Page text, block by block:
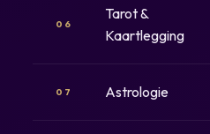
06
Tarot &
Kaartlegging
07 Astrologie